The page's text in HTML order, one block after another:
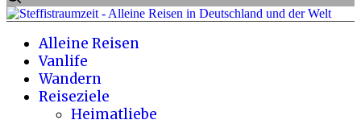
Alleine Reisen
Vanlife
Wandern
Reiseziele
Heimatliebe